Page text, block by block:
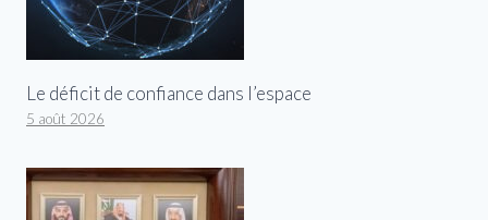
Le déficit de confiance dans l’espace
5 août 2026